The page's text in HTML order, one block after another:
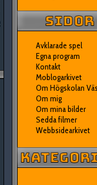
Avklarade spel
Egna program
Kontakt
Moblogarkivet
Om Högskolan
Om mig
Om mina bilder
Sedda filmer
Webbsidearkivet